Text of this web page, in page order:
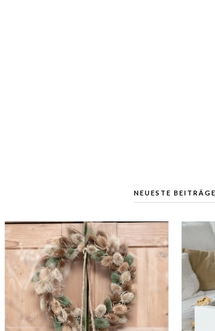
NEUESTE BEITRÄGE